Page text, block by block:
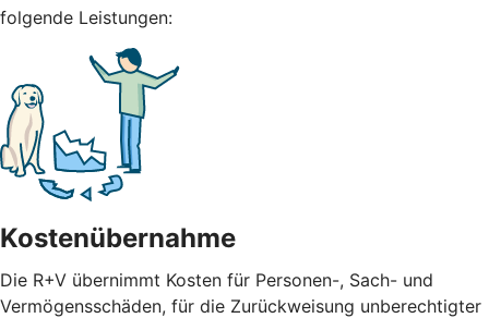
folgende Leistungen:
Kostenübernahme
Die R+V übernimmt Kosten für Personen-, Sach- und
Vermögensschäden, für die Zurückweisung unberechtigter